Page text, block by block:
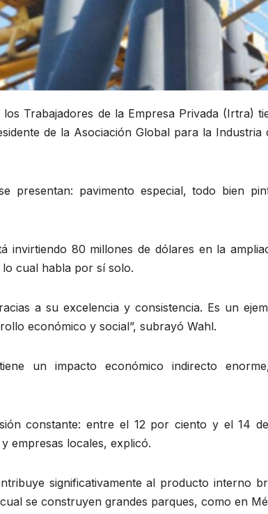
Trabajadores de la Empresa Privada (Irtra)
de la Asociación Global para la Industria
presentan: pavimento especial, todo bien
invirtiendo 80 millones de dólares en la
cual habla por sí solo.
a su excelencia y consistencia. Es un
económico y social”, subrayó Wahl.
un impacto económico indirecto
constante: entre el 12 por ciento y el 14
empresas locales, explicó.
significativamente al producto interno
se construyen grandes parques, como en